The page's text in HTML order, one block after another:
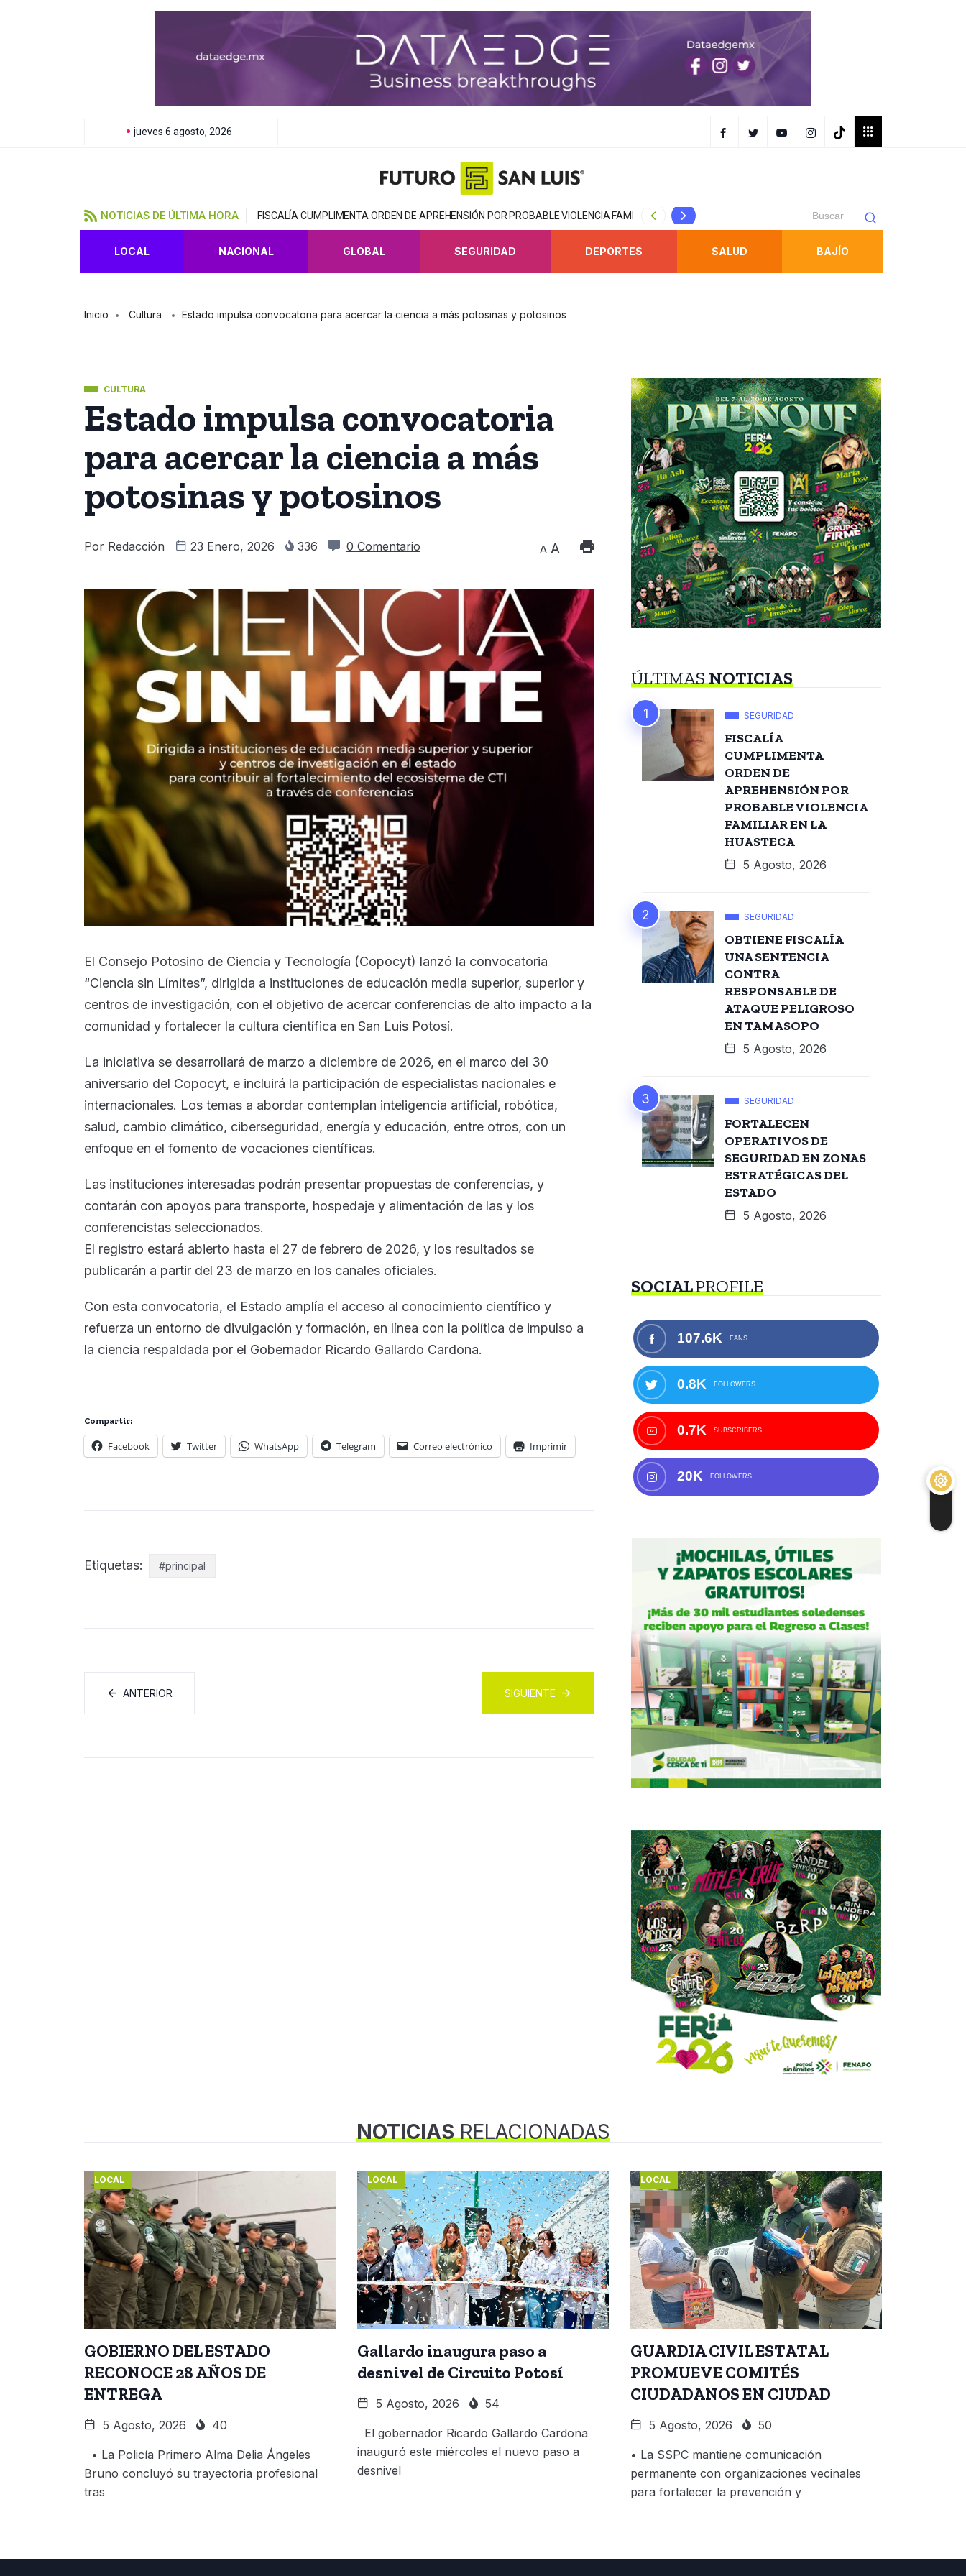
jueves 6 agosto, 2026
NOTICIAS DE ÚLTIMA HORA FISCALÍA CUMPLIMENTA ORDEN DE APREHENSIÓN POR PROBABLE VIOLENCIA FAMILIAR EN OBTIENE FISCALÍA UNA SENTENCIA CONTRA
LOCAL NACIONAL GLOBAL SEGURIDAD DEPORTES SALUD BAJÍO
Inicio Cultura Estado impulsa convocatoria para acercar la ciencia a más potosinas y potosinos
CULTURA
Estado impulsa convocatoria
para acercar la ciencia a más
potosinas y potosinos
Por Redacción 23 Enero, 2026 336 0 Comentario A A
El Consejo Potosino de Ciencia y Tecnología (Copocyt) lanzó la convocatoria
“Ciencia sin Límites”, dirigida a instituciones de educación media superior, superior y
centros de investigación, con el objetivo de acercar conferencias de alto impacto a la
comunidad y fortalecer la cultura científica en San Luis Potosí.
La iniciativa se desarrollará de marzo a diciembre de 2026, en el marco del 30
aniversario del Copocyt, e incluirá la participación de especialistas nacionales e
internacionales. Los temas a abordar contemplan inteligencia artificial, robótica,
salud, cambio climático, ciberseguridad, energía y educación, entre otros, con un
enfoque en el fomento de vocaciones científicas.
Las instituciones interesadas podrán presentar propuestas de conferencias, y
contarán con apoyos para transporte, hospedaje y alimentación de las y los
conferencistas seleccionados.
El registro estará abierto hasta el 27 de febrero de 2026, y los resultados se
publicarán a partir del 23 de marzo en los canales oficiales.
Con esta convocatoria, el Estado amplía el acceso al conocimiento científico y
refuerza un entorno de divulgación y formación, en línea con la política de impulso a
la ciencia respaldada por el Gobernador Ricardo Gallardo Cardona.
Compartir:
Facebook Twitter WhatsApp Telegram Correo electrónico Imprimir
Etiquetas: #principal
ANTERIOR SIGUIENTE
ÚLTIMASNOTICIAS
SEGURIDAD
FISCALÍA
CUMPLIMENTA
ORDEN DE
APREHENSIÓN POR
PROBABLE VIOLENCIA
FAMILIAR EN LA
HUASTECA
5 Agosto, 2026
SEGURIDAD
OBTIENE FISCALÍA
UNA SENTENCIA
CONTRA
RESPONSABLE DE
ATAQUE PELIGROSO
EN TAMASOPO
5 Agosto, 2026
SEGURIDAD
FORTALECEN
OPERATIVOS DE
SEGURIDAD EN ZONAS
ESTRATÉGICAS DEL
ESTADO
5 Agosto, 2026
SOCIALPROFILE
107.6K FANS
0.8K FOLLOWERS
0.7K SUBSCRIBERS
20K FOLLOWERS
NOTICIASRELACIONADAS
LOCAL
GOBIERNO DEL ESTADO
RECONOCE 28 AÑOS DE
ENTREGA
5 Agosto, 2026 40
• La Policía Primero Alma Delia Ángeles
Bruno concluyó su trayectoria profesional
tras
LOCAL
Gallardo inaugura paso a
desnivel de Circuito Potosí
5 Agosto, 2026 54
El gobernador Ricardo Gallardo Cardona
inauguró este miércoles el nuevo paso a
desnivel
LOCAL
GUARDIA CIVIL ESTATAL
PROMUEVE COMITÉS
CIUDADANOS EN CIUDAD
5 Agosto, 2026 50
• La SSPC mantiene comunicación
permanente con organizaciones vecinales
para fortalecer la prevención y